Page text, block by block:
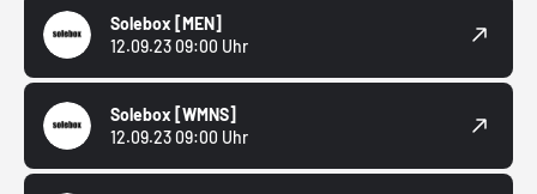
Solebox [MEN]
12.09.23 09:00 Uhr
Solebox [WMNS]
12.09.23 09:00 Uhr